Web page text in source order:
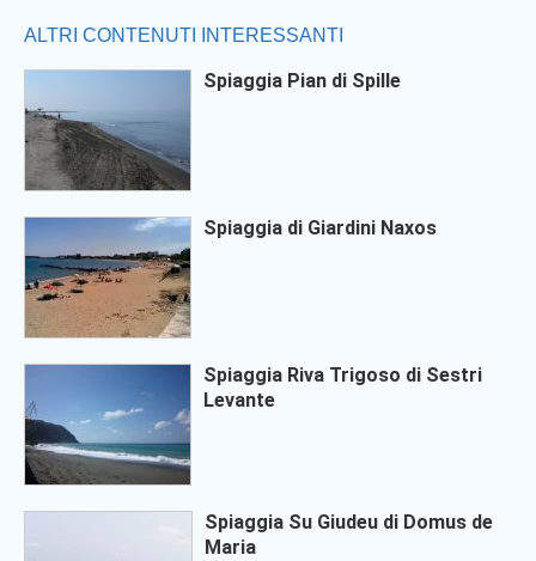
ALTRI CONTENUTI INTERESSANTI
Spiaggia Pian di Spille
Spiaggia di Giardini Naxos
Spiaggia Riva Trigoso di Sestri
Levante
Spiaggia Su Giudeu di Domus de
Maria